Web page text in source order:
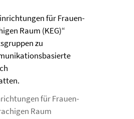
für Frauen-
Raum (KEG)“
zu
für Frauen-
Raum